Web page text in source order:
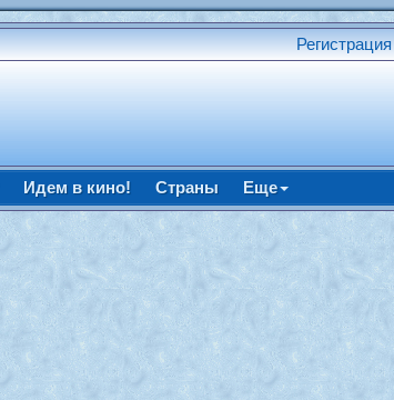
Регистрация
Идем в кино! Страны Еще